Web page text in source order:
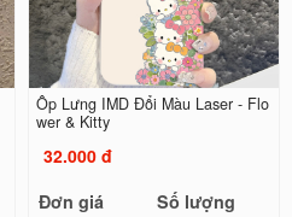
Ốp Lưng IMD Đổi Màu Laser - Flo
wer & Kitty
32.000 đ
Đơn giá
Số lượng